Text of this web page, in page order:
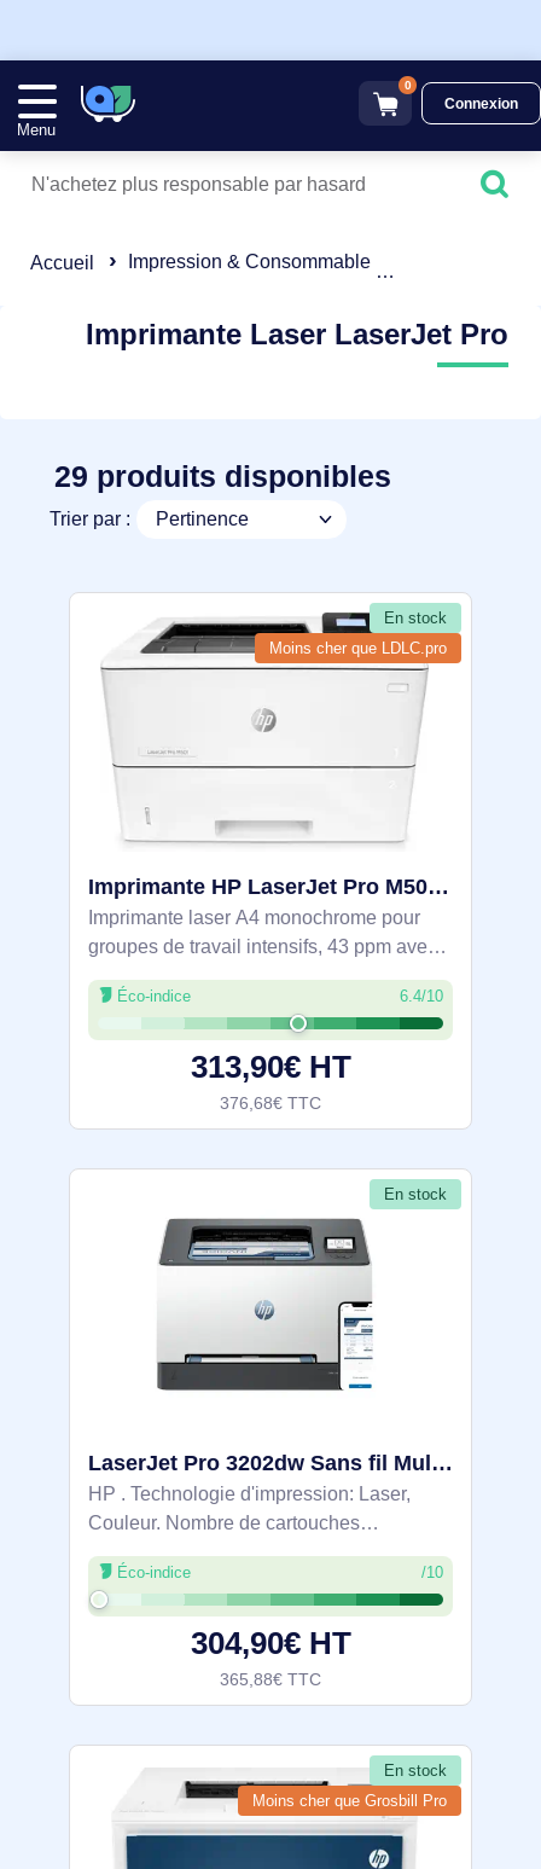
Menu
0
Connexion
Accueil Impression & Consommable
Imprimante Laser LaserJet Pro
29 produits disponibles
Trier par :
En stock
Moins cher que LDLC.pro
Imprimante HP LaserJet Pro M501dn - J8H61A#B19
Imprimante laser A4 monochrome pour
groupes de travail intensifs, 43 ppm avec
recto verso auto (34 ppm) et première
page en 7,2 s. Gestion papier 650 feuilles,
extensible jusqu’à 1 200 et jusqu’à 5
Éco-indice 6.4/10
313,90€ HT
376,68€ TTC
En stock
LaserJet Pro 3202dw Sans fil Multifunction Couleur Imprimante, Recto verso - 499R0F
HP . Technologie d'impression: Laser,
Couleur. Nombre de cartouches
d'impression: 4, Cycle de service
(Maximum): 40000 pages par mois.
Résolution maximale: 600 x 600 DPI.
Taille de papier de série A
Éco-indice /10
304,90€ HT
365,88€ TTC
En stock
Moins cher que Grosbill Pro